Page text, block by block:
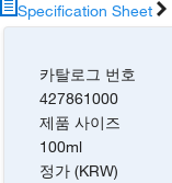
Specification Sheet
카탈로그 번호
427861000
제품 사이즈
100ml
정가 (KRW)